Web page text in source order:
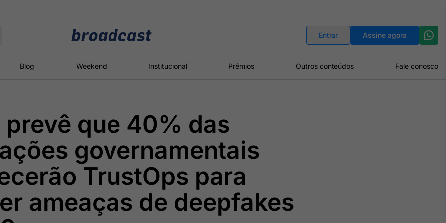
Entrar Assine agora
Blog Weekend Institucional Prêmios Outros conteúdos Fale conosco
Broadcast
Político
Os bastidores da
política em
tempo real
Broadcast
Energia
O setor de
energia elétrica
no Brasil
White Label
Plataforma para
conteúdos
personalizados
Broadcast
prevê que 40% das
governamentais
TrustOps para
ameaças de deepfakes